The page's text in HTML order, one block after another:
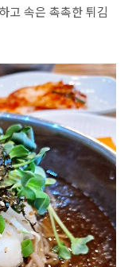
고 속은 촉촉한 튀김